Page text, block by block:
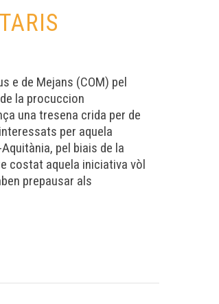
e de Mejans (COM) pel
la procuccion
una tresena crida per de
per aquela
pel biais de la
costat aquela iniciativa vòl
prepausar als